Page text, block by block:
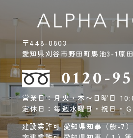
〒448-0803
愛知県刈谷市野田町馬池3-1原
0120-
営業日：月火・木〜日曜日
定休日：毎週水曜日・祝日・
建設業許可 愛知県知事（般-7